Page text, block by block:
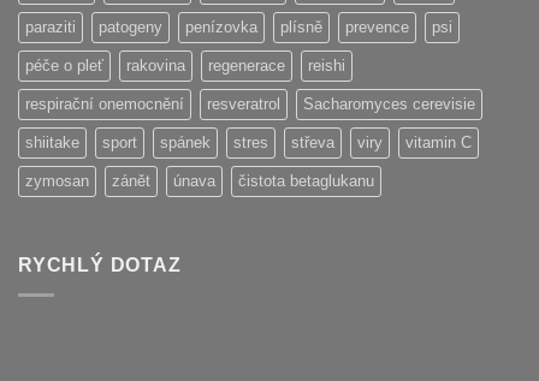
paraziti patogeny penízovka plísně prevence psi
péče o pleť rakovina regenerace reishi
respirační onemocnění resveratrol Sacharomyces cerevisie
shiitake sport spánek stres střeva viry vitamin C
zymosan zánět únava čistota betaglukanu
RYCHLÝ DOTAZ